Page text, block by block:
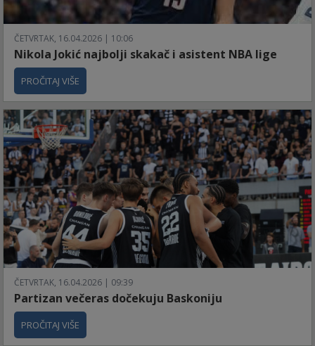
ČETVRTAK, 16.04.2026 | 10:06
Nikola Jokić najbolji skakač i asistent NBA lige
PROČITAJ VIŠE
ČETVRTAK, 16.04.2026 | 09:39
Partizan večeras dočekuju Baskoniju
PROČITAJ VIŠE